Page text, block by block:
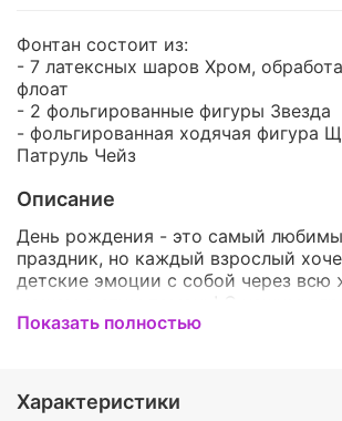
Фонтан состоит из:
- 7 латексных шаров Хром,
флоат
- 2 фольгированные фигуры Звезда
- фольгированная ходячая фигура
Патруль Чейз
Описание
День рождения - это самый
праздник, но каждый взрослый
детские эмоции с собой через
красочными и оригинальным
на свете! У нас Вы сможете
любой вкус! Они обязательно
Показать полностью
Характеристики